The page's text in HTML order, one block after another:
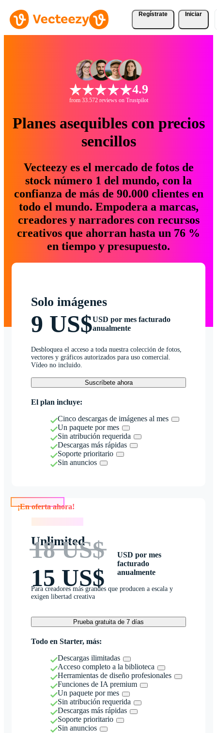
Regístrate Iniciar
4.9
from 33.572 reviews on Trustpilot
Planes asequibles con precios
sencillos
Vecteezy es el mercado de fotos de
stock número 1 del mundo, con la
confianza de más de 90.000 clientes en
todo el mundo. Empodera a marcas,
creadores y narradores con recursos
creativos que ahorran hasta un 76 %
en tiempo y presupuesto.
Solo imágenes
9 US$USD por mes facturado
anualmente
Desbloquea el acceso a toda nuestra colección de fotos,
vectores y gráficos autorizados para uso comercial.
Vídeo no incluido.
Suscríbete ahora
El plan incluye:
Cinco descargas de imágenes al mes
Un paquete por mes
Sin atribución requerida
Descargas más rápidas
Soporte prioritario
Sin anuncios
Unlimited
18 US$
15 US$
USD por mes
facturado
anualmente
Para creadores más grandes que producen a escala y
exigen libertad creativa
Prueba gratuita de 7 días
Todo en Starter, más:
Descargas ilimitadas
Acceso completo a la biblioteca
Herramientas de diseño profesionales
Funciones de IA premium
Un paquete por mes
Sin atribución requerida
Descargas más rápidas
Soporte prioritario
Sin anuncios